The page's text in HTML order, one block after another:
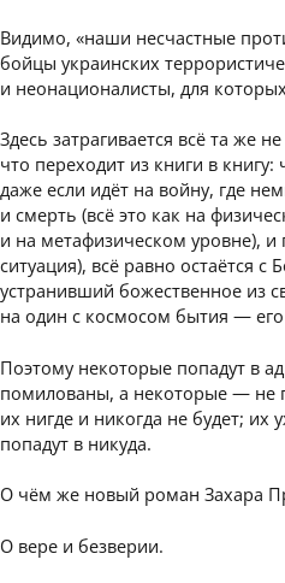
Видимо, «наши несчастные
бойцы украинских
и неонационалисты, для
Здесь затрагивается всё та же
что переходит из книги в
даже если идёт на войну, где
и смерть (всё это как на
и на метафизическом уровне), и
ситуация), всё равно остаётся с
устранивший божественное из
на один с космосом бытия — его
Поэтому некоторые попадут в
помилованы, а некоторые — не
их нигде и никогда не будет;
попадут в никуда.
О чём же новый роман Захара
О вере и безверии.